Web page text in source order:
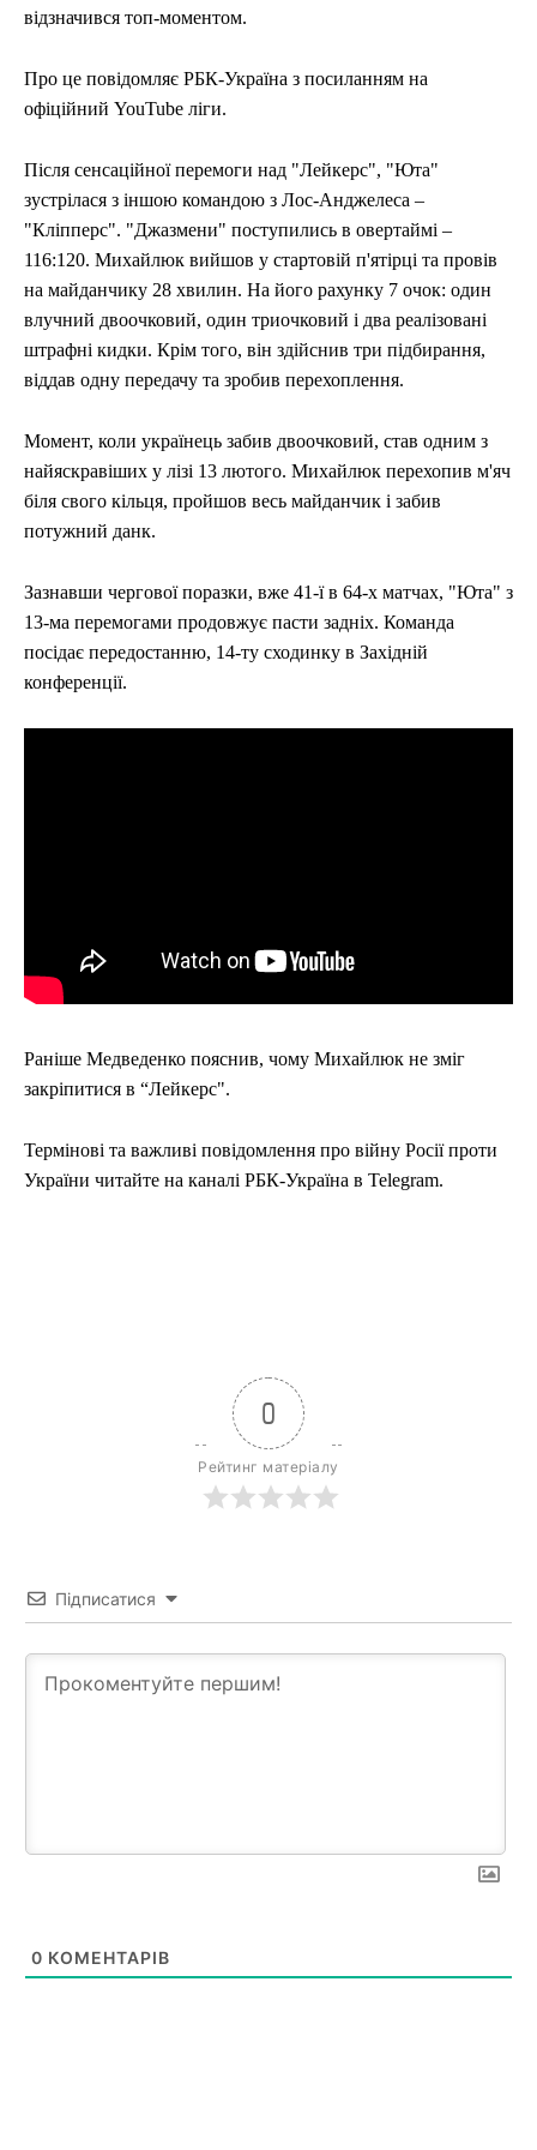
відзначився топ-моментом.
Про це повідомляє РБК-Україна з посиланням на
офіційний YouTube ліги.
Після сенсаційної перемоги над "Лейкерс", "Юта"
зустрілася з іншою командою з Лос-Анджелеса –
"Кліпперс". "Джазмени" поступились в овертаймі –
116:120. Михайлюк вийшов у стартовій п'ятірці та провів
на майданчику 28 хвилин. На його рахунку 7 очок: один
влучний двоочковий, один триочковий і два реалізовані
штрафні кидки. Крім того, він здійснив три підбирання,
віддав одну передачу та зробив перехоплення.
Момент, коли українець забив двоочковий, став одним з
найяскравіших у лізі 13 лютого. Михайлюк перехопив м'яч
біля свого кільця, пройшов весь майданчик і забив
потужний данк.
Зазнавши чергової поразки, вже 41-ї в 64-х матчах, "Юта" з
13-ма перемогами продовжує пасти задніх. Команда
посідає передостанню, 14-ту сходинку в Західній
конференції.
Раніше Медведенко пояснив, чому Михайлюк не зміг
закріпитися в “Лейкерс".
Термінові та важливі повідомлення про війну Росії проти
України читайте на каналі РБК-Україна в Telegram.
0
Рейтинг матеріалу
Підписатися
0 КОМЕНТАРІВ